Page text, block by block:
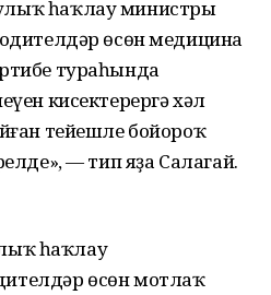
һаҡлау министры
өсөн медицина
тураһында
кисектерергә хәл
тейешле бойороҡ
— тип яҙа Салагай.
һаҡлау
өсөн мотлаҡ